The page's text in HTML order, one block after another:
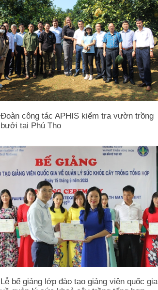
Đoàn công tác APHIS kiểm tra vườn trồng
bưởi tại Phú Thọ
Lễ bế giảng lớp đào tạo giảng viên quốc gia